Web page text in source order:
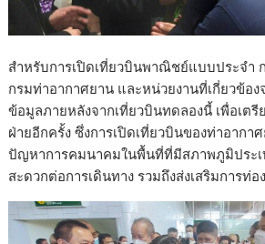
สำหรับการเปิดเที่ยวบินพาณิชย์แบบประจำ
กรมท่าอากาศยาน และหน่วยงานที่เกี่ยวข้อ
ข้อมูลภายหลังจากเที่ยวบินทดลองนี้ เพื่อเต
ฝ่ายอีกครั้ง ซึ่งการเปิดเที่ยวบินของท่าอากา
ปัญหาการคมนาคมในพื้นที่ที่มีสภาพภูมิประเ
สะดวกต่อการเดินทาง รวมถึงส่งเสริมการท่อ